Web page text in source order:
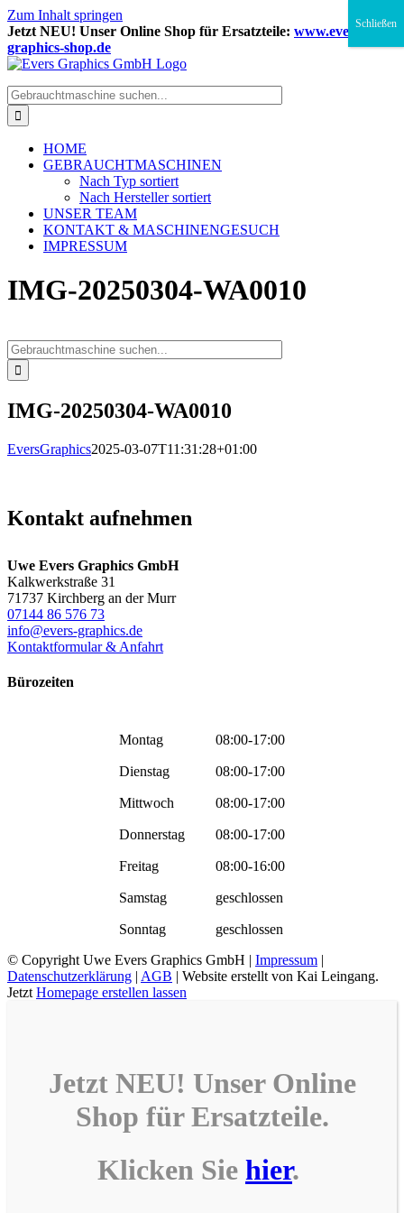
Zum Inhalt springen
Jetzt NEU! Unser Online Shop für Ersatzteile: www.evers-
graphics-shop.de
HOME
GEBRAUCHTMASCHINEN
Nach Typ sortiert
Nach Hersteller sortiert
UNSER TEAM
KONTAKT & MASCHINENGESUCH
IMPRESSUM
IMG-20250304-WA0010
IMG-20250304-WA0010
EversGraphics2025-03-07T11:31:28+01:00
Kontakt aufnehmen
Uwe Evers Graphics GmbH
Kalkwerkstraße 31
71737 Kirchberg an der Murr
07144 86 576 73
info@evers-graphics.de
Kontaktformular & Anfahrt
Bürozeiten
Montag 08:00-17:00
Dienstag 08:00-17:00
Mittwoch 08:00-17:00
Donnerstag 08:00-17:00
Freitag 08:00-16:00
Samstag geschlossen
Sonntag
geschlossen
© Copyright Uwe Evers Graphics GmbH | Impressum |
Datenschutzerklärung | AGB | Website erstellt von Kai Leingang.
Jetzt Homepage erstellen lassen
Jetzt NEU! Unser Online
Shop fürErsatzteile.
Klicken Sie hier.
Schließen